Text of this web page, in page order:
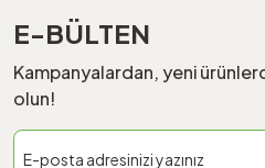
E-BÜLTEN
Kampanyalardan, yeni
olun!